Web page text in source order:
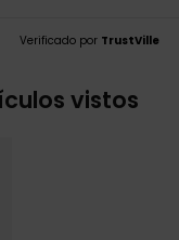
Verificado por TrustVille
vistos